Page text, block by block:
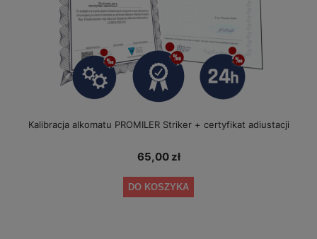
Kalibracja alkomatu PROMILER Striker + certyfikat adiustacji
65,00 zł
DO KOSZYKA